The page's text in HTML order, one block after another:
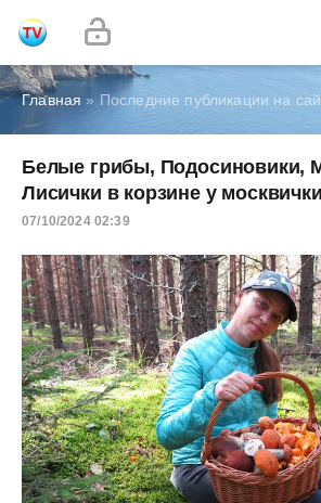
Главная » Последние публикации на
Белые грибы, Подосиновики,
Лисички в корзине у москвички
07/10/2024 02:39